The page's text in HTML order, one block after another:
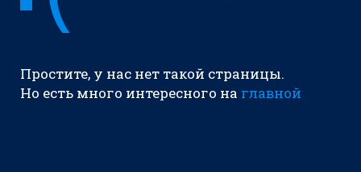
Простите, у нас нет такой страницы.
Но есть много интересного на главной